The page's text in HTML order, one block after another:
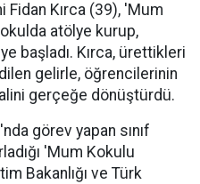
Fidan Kırca (39), 'Mum
atölye kurup,
başladı. Kırca, ürettikleri
gelirle, öğrencilerinin
gerçeğe dönüştürdü.
görev yapan sınıf
'Mum Kokulu
Bakanlığı ve Türk